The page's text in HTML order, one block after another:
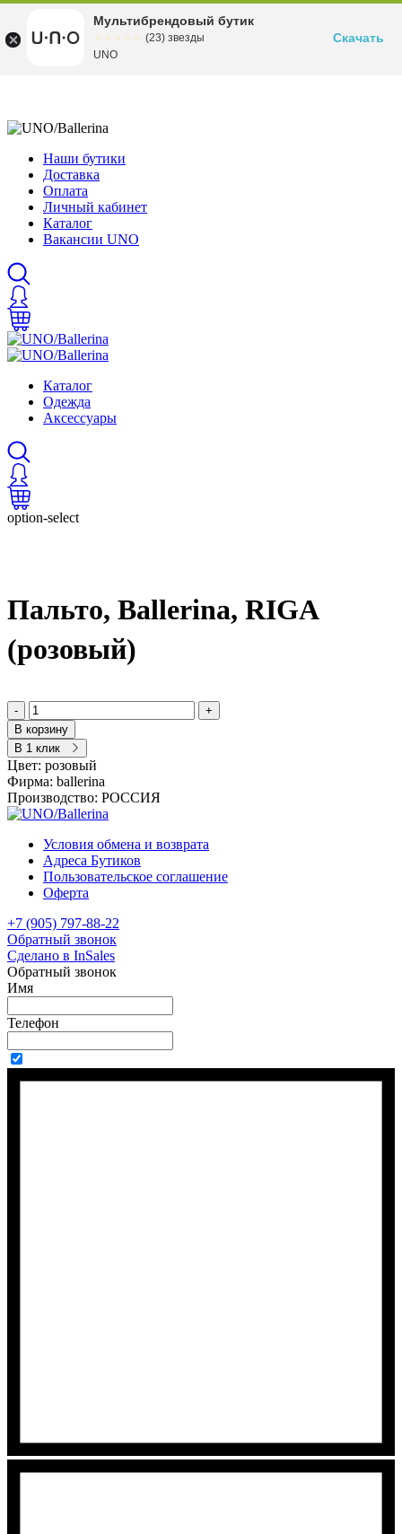
Наши бутики
Доставка
Оплата
Личный кабинет
Каталог
Вакансии UNO
Каталог
Одежда
Аксессуары
option-select
Пальто, Ballerina, RIGA
(розовый)
-
+
В корзину
В 1 клик
Цвет: розовый
Фирма: ballerina
Производство: РОССИЯ
Условия обмена и возврата
Адреса Бутиков
Пользовательское соглашение
Оферта
+7 (905) 797-88-22
Обратный звонок
Сделано в InSales
Обратный звонок
Имя
Телефон
Мультибрендовый бутик
(23) звезды
UNO
Скачать